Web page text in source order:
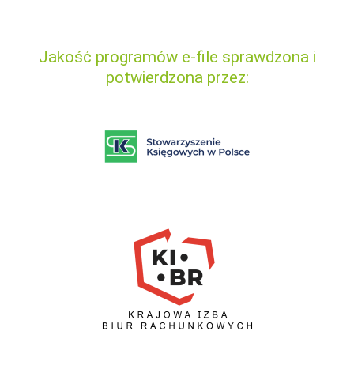
Jakość programów e-file sprawdzona i
potwierdzona przez: